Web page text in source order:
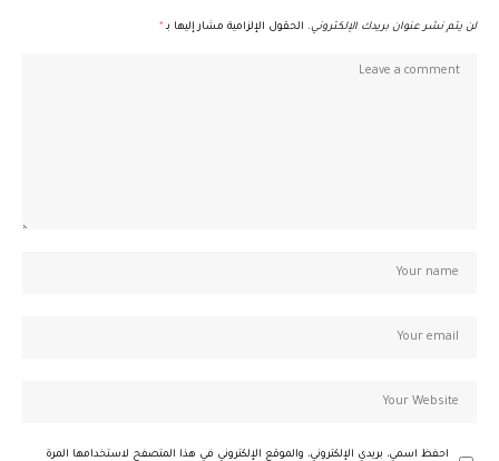
لن يتم نشر عنوان بريدك الإلكتروني. الحقول الإلزامية مشار إليها بـ *
احفظ اسمي، بريدي الإلكتروني، والموقع الإلكتروني في هذا المتصفح لاستخدامها المرة